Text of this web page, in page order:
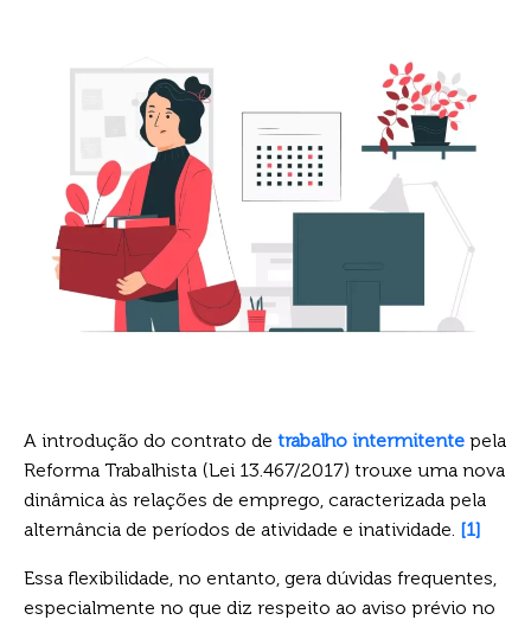
A introdução do contrato de trabalho intermitente pela
Reforma Trabalhista (Lei 13.467/2017) trouxe uma nova
dinâmica às relações de emprego, caracterizada pela
alternância de períodos de atividade e inatividade. [1]
Essa flexibilidade, no entanto, gera dúvidas frequentes,
especialmente no que diz respeito ao aviso prévio no